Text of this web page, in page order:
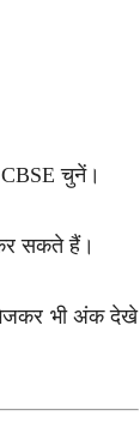
चुनें।
सकते हैं।
भेजकर भी अंक देखे